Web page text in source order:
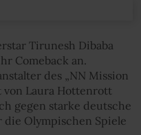
Tirunesh Dibaba
Comeback an.
des „NN Mission
von Laura Hottenrott
gegen starke deutsche
Olympischen Spiele